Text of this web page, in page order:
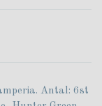
Antal: 6st